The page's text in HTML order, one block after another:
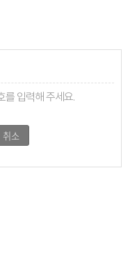
를 입력해 주세요.